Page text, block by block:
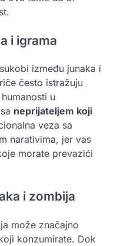
i igrama
između junaka i
često istražuju
u
neprijateljem koji
veza sa
narativima, jer vas
morate prevazići
i zombija
može značajno
konzumirate. Dok